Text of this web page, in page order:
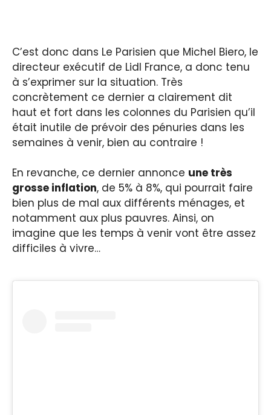
C’est donc dans Le Parisien que Michel Biero, le
directeur exécutif de Lidl France, a donc tenu
à s’exprimer sur la situation. Très
concrètement ce dernier a clairement dit
haut et fort dans les colonnes du Parisien qu’il
était inutile de prévoir des pénuries dans les
semaines à venir, bien au contraire !
En revanche, ce dernier annonce une très
grosse inflation, de 5% à 8%, qui pourrait faire
bien plus de mal aux différents ménages, et
notamment aux plus pauvres. Ainsi, on
imagine que les temps à venir vont être assez
difficiles à vivre…